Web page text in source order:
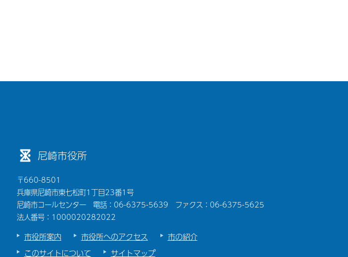
尼崎市役所
〒660-8501
兵庫県尼崎市東七松町1丁目23番1号
尼崎市コールセンター 電話：06-6375-5639 ファクス：06-6375-5625
法人番号：1000020282022
市役所案内 市役所へのアクセス
市の紹介
このサイトについて
サイトマップ